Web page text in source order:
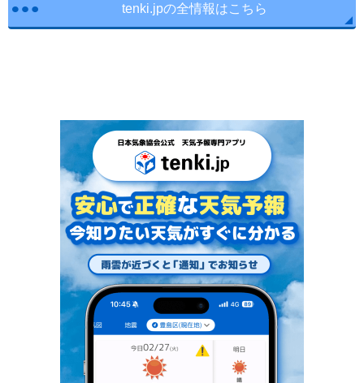
tenki.jpの全情報はこちら